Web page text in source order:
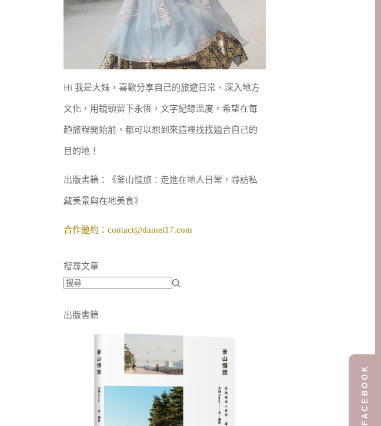
Hi 我是大妹，喜歡分享自己的旅遊日常、深入地方
文化，用鏡頭留下永恆，文字紀錄溫度，希望在每
趟旅程開始前，都可以想到來這裡找找適合自己的
目的地！
出版書籍：《釜山慢旅：走進在地人日常，尋訪私
藏美景與在地美食》
合作邀約： contact@damei17.com
搜尋文章
出版書籍
FACEBOOK